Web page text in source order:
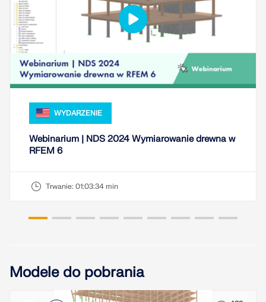
Narzędzie Geo-Zone
Usługa online Dlubal zapewnia mapy stref do
szybkiego określania obciążeń śniegiem, wiatrem i
sejsmiką.
SPRAWDŹ STREFY OBCIĄŻEŃ
Przestarzałe produkty
WYDARZENIE
Webinarium | NDS 2024 Wymiarowanie drewna w
RFEM 6
Trwanie: 01:03:34 min
Modele do pobrania